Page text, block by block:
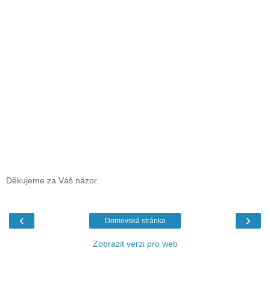
Děkujeme za Váš názor.
‹ ›
Domovská stránka
Zobrazit verzi pro web